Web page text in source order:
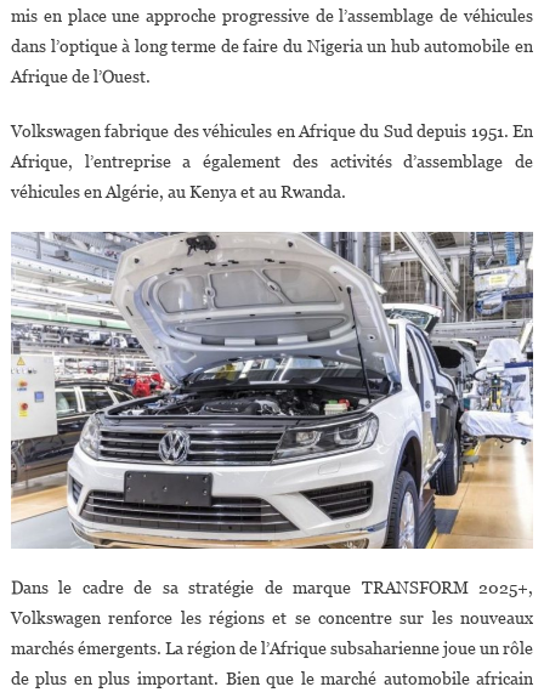
mis en place une approche progressive de l’assemblage de véhicules
dans l’optique à long terme de faire du Nigeria un hub automobile en
Afrique de l’Ouest.
Volkswagen fabrique des véhicules en Afrique du Sud depuis 1951. En
Afrique, l’entreprise a également des activités d’assemblage de
véhicules en Algérie, au Kenya et au Rwanda.
Dans le cadre de sa stratégie de marque TRANSFORM 2025+,
Volkswagen renforce les régions et se concentre sur les nouveaux
marchés émergents. La région de l’Afrique subsaharienne joue un rôle
de plus en plus important. Bien que le marché automobile africain